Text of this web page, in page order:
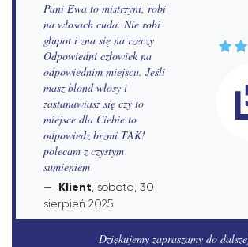
Pani Ewa to mistrzyni, robi
na włosach cuda. Nie robi
głupot i zna się na rzeczy
Odpowiedni człowiek na
odpowiednim miejscu. Jeśli
masz blond włosy i
zastanawiasz się czy to
miejsce dla Ciebie to
odpowiedz brzmi TAK!
polecam z czystym
sumieniem
Klient , sobota, 30
sierpień 2025
Dziękujemy zapraszamy do